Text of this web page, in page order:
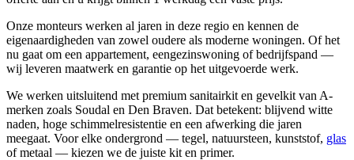
Onze monteurs werken al jaren in deze regio en kennen de
eigenaardigheden van zowel oudere als moderne woningen. Of het
nu gaat om een appartement, eengezinswoning of bedrijfspand —
wij leveren maatwerk en garantie op het uitgevoerde werk.
We werken uitsluitend met premium sanitairkit en gevelkit van A-
merken zoals Soudal en Den Braven. Dat betekent: blijvend witte
naden, hoge schimmelresistentie en een afwerking die jaren
meegaat. Voor elke ondergrond — tegel, natuursteen, kunststof, glas
of metaal — kiezen we de juiste kit en primer.